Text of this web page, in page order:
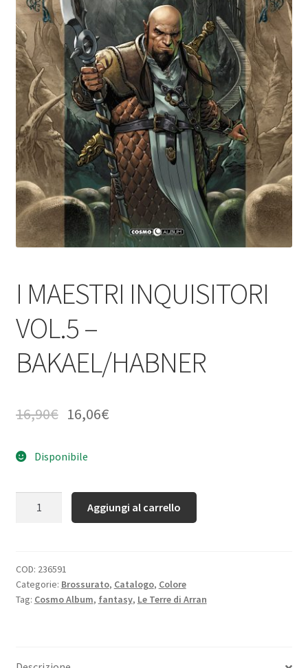
I MAESTRI INQUISITORI
VOL.5 –
BAKAEL/HABNER
16,90€ 16,06€
Disponibile
Aggiungi al carrello
COD: 236591
Categorie: Brossurato, Catalogo, Colore
Tag: Cosmo Album, fantasy, Le Terre di Arran